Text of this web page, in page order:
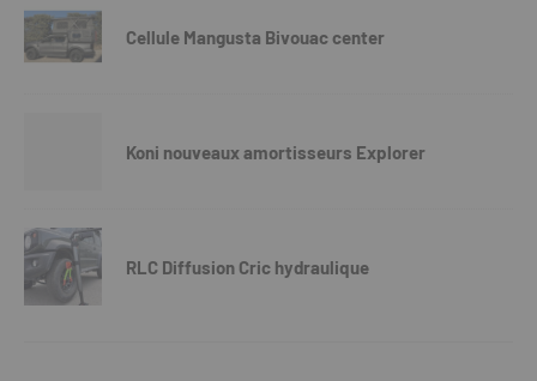
Cellule Mangusta Bivouac center
Koni nouveaux amortisseurs Explorer
RLC Diffusion Cric hydraulique